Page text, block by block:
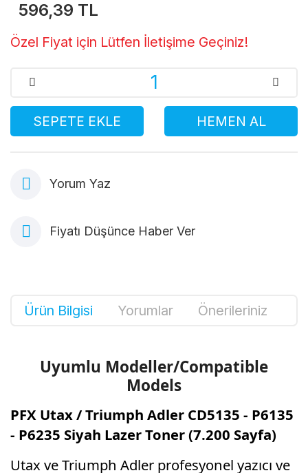
596,39 TL
Özel Fiyat için Lütfen İletişime Geçiniz!
SEPETE EKLE HEMEN AL
Yorum Yaz
Fiyatı Düşünce Haber Ver
Ürün Bilgisi Yorumlar Önerileriniz
Uyumlu Modeller/Compatible
Models
PFX Utax / Triumph Adler CD5135 - P6135
- P6235 Siyah Lazer Toner (7.200 Sayfa)
Utax ve Triumph Adler profesyonel yazıcı ve